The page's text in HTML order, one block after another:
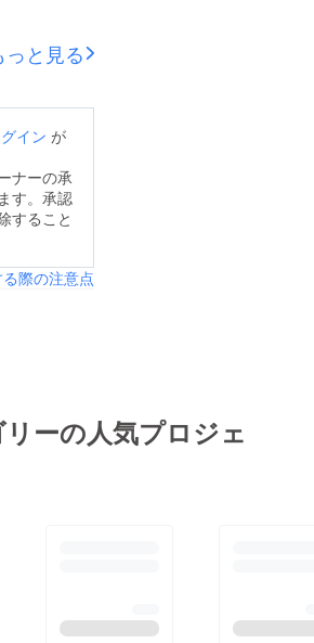
っと見る
イン が
ナーの承
す。承認
すること
際の注意点
ーの人気プロジェ